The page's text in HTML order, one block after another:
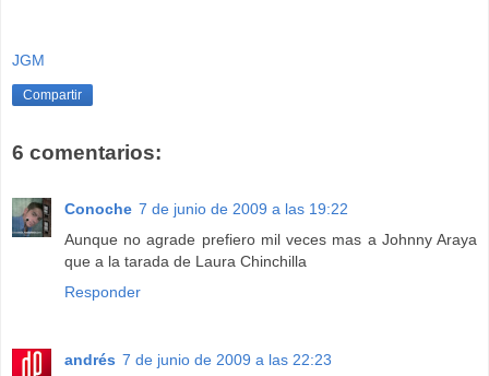
JGM
Compartir
6 comentarios:
Conoche 7 de junio de 2009 a las 19:22
Aunque no agrade prefiero mil veces mas a Johnny Araya
que a la tarada de Laura Chinchilla
Responder
andrés 7 de junio de 2009 a las 22:23